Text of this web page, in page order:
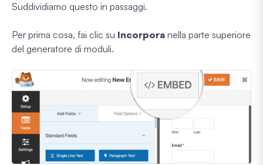
Suddividiamo questo in passaggi.
Per prima cosa, fai clic su Incorpora nella parte superiore
del generatore di moduli.